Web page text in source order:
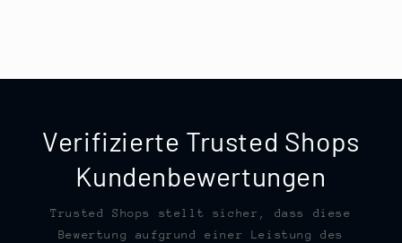
Verifizierte Trusted Shops
Kundenbewertungen
Trusted Shops stellt sicher, dass diese
Bewertung aufgrund einer Leistung des